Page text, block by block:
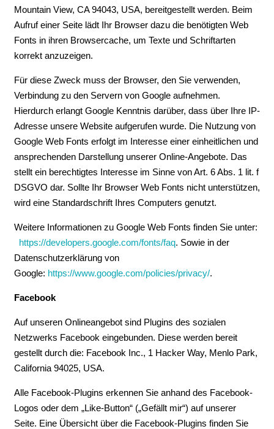
Mountain View, CA 94043, USA, bereitgestellt werden. Beim
Aufruf einer Seite lädt Ihr Browser dazu die benötigten Web
Fonts in ihren Browsercache, um Texte und Schriftarten
korrekt anzuzeigen.
Für diese Zweck muss der Browser, den Sie verwenden,
Verbindung zu den Servern von Google aufnehmen.
Hierdurch erlangt Google Kenntnis darüber, dass über Ihre IP-
Adresse unsere Website aufgerufen wurde. Die Nutzung von
Google Web Fonts erfolgt im Interesse einer einheitlichen und
ansprechenden Darstellung unserer Online-Angebote. Das
stellt ein berechtigtes Interesse im Sinne von Art. 6 Abs. 1 lit. f
DSGVO dar. Sollte Ihr Browser Web Fonts nicht unterstützen,
wird eine Standardschrift Ihres Computers genutzt.
Weitere Informationen zu Google Web Fonts finden Sie unter:
https://developers.google.com/fonts/faq. Sowie in der
Datenschutzerklärung von
Google: https://www.google.com/policies/privacy/.
Facebook
Auf unseren Onlineangebot sind Plugins des sozialen
Netzwerks Facebook eingebunden. Diese werden bereit
gestellt durch die: Facebook Inc., 1 Hacker Way, Menlo Park,
California 94025, USA.
Alle Facebook-Plugins erkennen Sie anhand des Facebook-
Logos oder dem „Like-Button“ („Gefällt mir“) auf unserer
Seite. Eine Übersicht über die Facebook-Plugins finden Sie